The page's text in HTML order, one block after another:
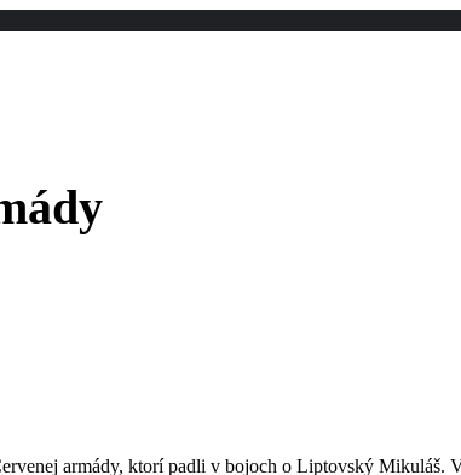
armády, ktorí padli v bojoch o Liptovský Mikuláš.